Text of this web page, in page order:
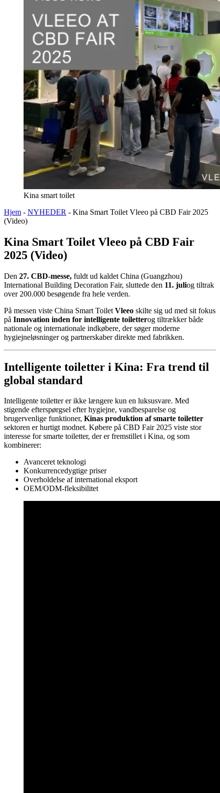
Kina smart toilet
Hjem - NYHEDER - Kina Smart Toilet Vleeo på CBD Fair 2025
(Video)
Kina Smart Toilet Vleeo på CBD Fair
2025 (Video)
Den 27. CBD-messe, fuldt ud kaldet China (Guangzhou)
International Building Decoration Fair, sluttede den 11. juliog tiltrak
over 200.000 besøgende fra hele verden.
På messen viste China Smart Toilet Vleeo skilte sig ud med sit fokus
på Innovation inden for intelligente toiletterog tiltrækker både
nationale og internationale indkøbere, der søger moderne
hygiejneløsninger og partnerskaber direkte med fabrikken.
Intelligente toiletter i Kina: Fra trend til
global standard
Intelligente toiletter er ikke længere kun en luksusvare. Med
stigende efterspørgsel efter hygiejne, vandbesparelse og
brugervenlige funktioner, Kinas produktion af smarte toiletter
sektoren er hurtigt modnet. Købere på CBD Fair 2025 viste stor
interesse for smarte toiletter, der er fremstillet i Kina, og som
kombinerer:
Avanceret teknologi
Konkurrencedygtige priser
Overholdelse af international eksport
OEM/ODM-fleksibilitet